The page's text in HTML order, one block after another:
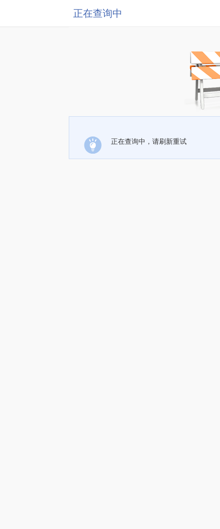
正在查询中
正在查询中，请刷新重试